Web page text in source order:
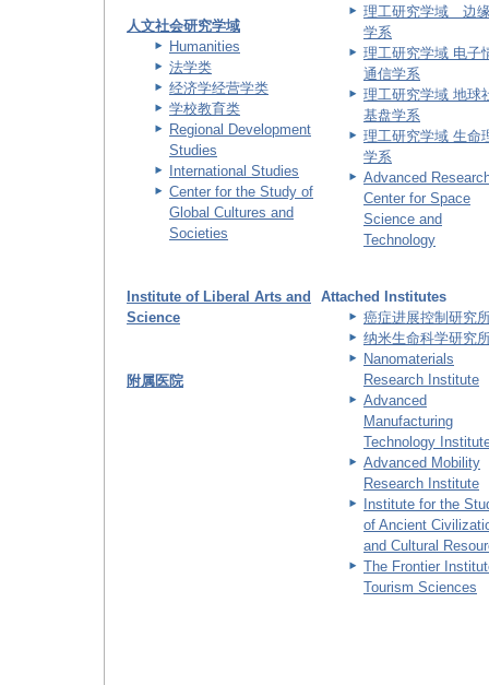
人文社会研究学域
Humanities
法学类
经济学经营学类
学校教育类
Regional Development
Studies
International Studies
Center for the Study of
Global Cultures and
Societies
理工研究学域 边
学系
理工研究学域 电子
通信学系
理工研究学域 地球
基盘学系
理工研究学域 生命
学系
Advanced
Center for Space
Science and
Technology
Institute of Liberal Arts and
Science
附属医院
Attached Institutes
癌症进展控制研究
纳米生命科学研究
Nanomaterials
Research Institute
Advanced
Manufacturing
Technology
Advanced Mobility
Research Institute
Institute for the
of Ancient
and Cultural
The Frontier
Tourism Sciences